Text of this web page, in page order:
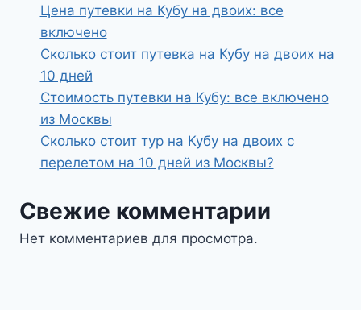
Цена путевки на Кубу на двоих: все
включено
Сколько стоит путевка на Кубу на двоих на
10 дней
Стоимость путевки на Кубу: все включено
из Москвы
Сколько стоит тур на Кубу на двоих с
перелетом на 10 дней из Москвы?
Свежие комментарии
Нет комментариев для просмотра.